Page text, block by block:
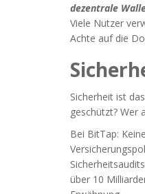
dezentrale
Viele Nutzer
Achte auf die
Sicherheit ist
geschützt? Wer
Bei BitTap:
über 10